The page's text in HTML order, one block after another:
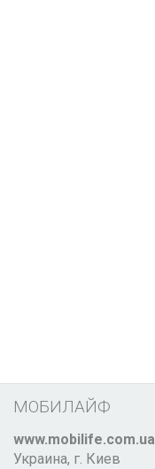
МОБИЛАЙФ
www.mobilife.com.ua
Украина, г. Киев